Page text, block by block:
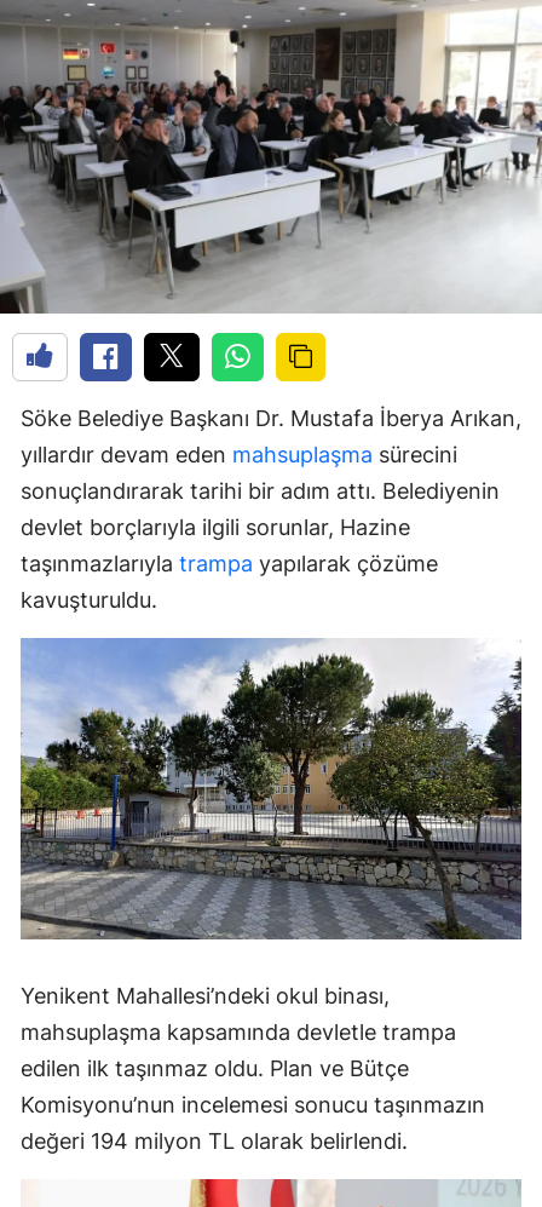
Söke Belediye Başkanı Dr. Mustafa İberya Arıkan,
yıllardır devam eden mahsuplaşma sürecini
sonuçlandırarak tarihi bir adım attı. Belediyenin
devlet borçlarıyla ilgili sorunlar, Hazine
taşınmazlarıyla trampa yapılarak çözüme
kavuşturuldu.
Yenikent Mahallesi’ndeki okul binası,
mahsuplaşma kapsamında devletle trampa
edilen ilk taşınmaz oldu. Plan ve Bütçe
Komisyonu’nun incelemesi sonucu taşınmazın
değeri 194 milyon TL olarak belirlendi.